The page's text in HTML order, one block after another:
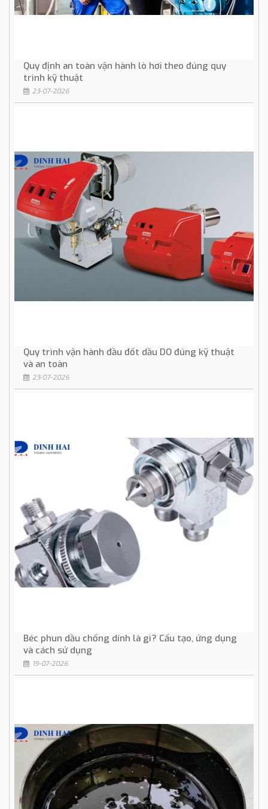
Quy định an toàn vận hành lò hơi theo đúng quy
trình kỹ thuật
23-07-2026
Quy trình vận hành đầu đốt dầu DO đúng kỹ thuật
và an toàn
23-07-2026
Béc phun dầu chống dính là gì? Cấu tạo, ứng dụng
và cách sử dụng
19-07-2026